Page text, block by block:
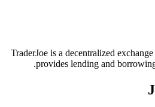
TraderJoe is a decentralized
provides lending and